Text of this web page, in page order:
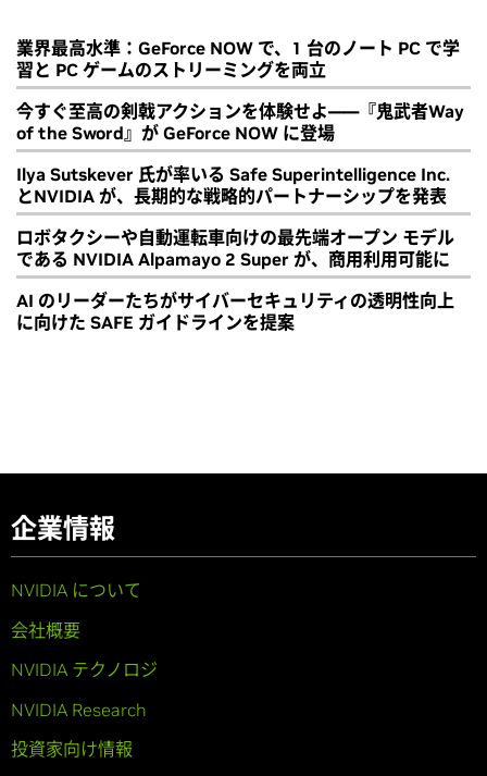
業界最高水準：GeForce NOW で、1 台のノート PC で学
習と PC ゲームのストリーミングを両立
今すぐ至高の剣戟アクションを体験せよ――『鬼武者Way
of the Sword』が GeForce NOW に登場
Ilya Sutskever 氏が率いる Safe Superintelligence Inc.
とNVIDIA が、長期的な戦略的パートナーシップを発表
ロボタクシーや自動運転車向けの最先端オープン モデル
である NVIDIA Alpamayo 2 Super が、商用利用可能に
AI のリーダーたちがサイバーセキュリティの透明性向上
に向けた SAFE ガイドラインを提案
企業情報
NVIDIA について
会社概要
NVIDIA テクノロジ
NVIDIA Research
投資家向け情報